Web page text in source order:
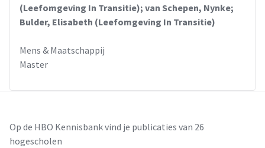
(Leefomgeving In Transitie); van Schepen, Nynke;
Bulder, Elisabeth (Leefomgeving In Transitie)
Mens & Maatschappij
Master
Op de HBO Kennisbank vind je publicaties van 26
hogescholen